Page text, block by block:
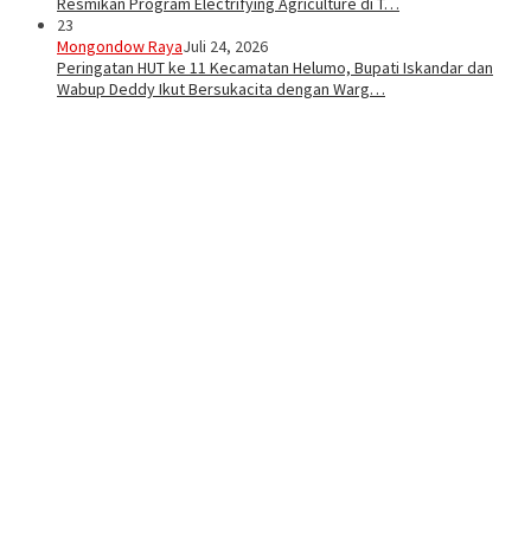
23
Mongondow RayaJuli 24, 2026
Peringatan HUT ke 11 Kecamatan Helumo, Bupati Iskandar dan
Wabup Deddy Ikut Bersukacita dengan Warg…